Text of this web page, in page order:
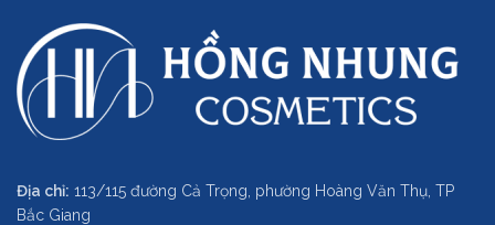
Địa chỉ: 113/115 đường Cả Trọng, phường Hoàng Văn Thụ, TP
Bắc Giang